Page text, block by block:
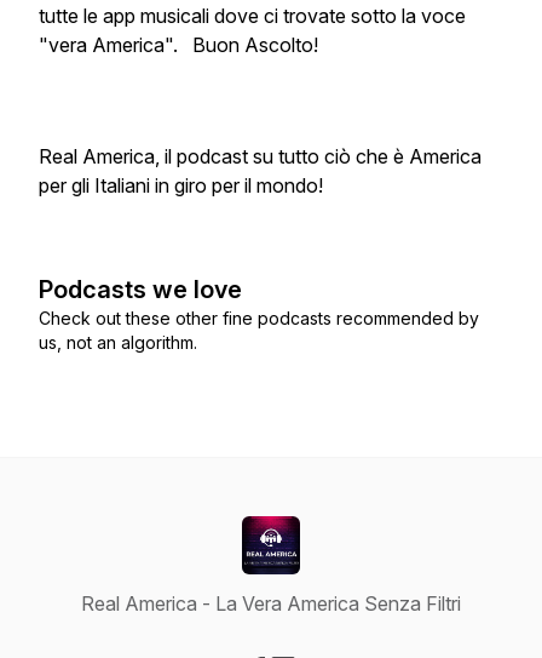
tutte le app musicali dove ci trovate sotto la voce
"vera America". Buon Ascolto!
Real America, il podcast su tutto ciò che è America
per gli Italiani in giro per il mondo!
Podcasts we love
Check out these other fine podcasts recommended by
us, not an algorithm.
Real America - La Vera America Senza Filtri